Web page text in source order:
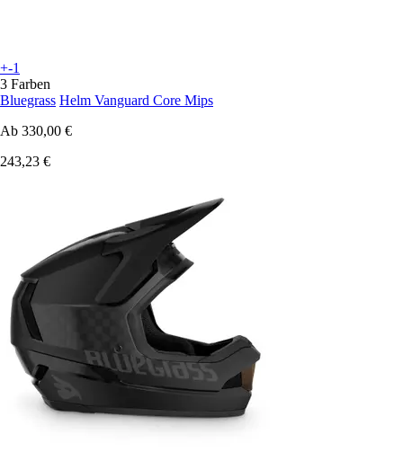
+-1
3 Farben
Bluegrass Helm Vanguard Core Mips
Ab 330,00 €
243,23 €